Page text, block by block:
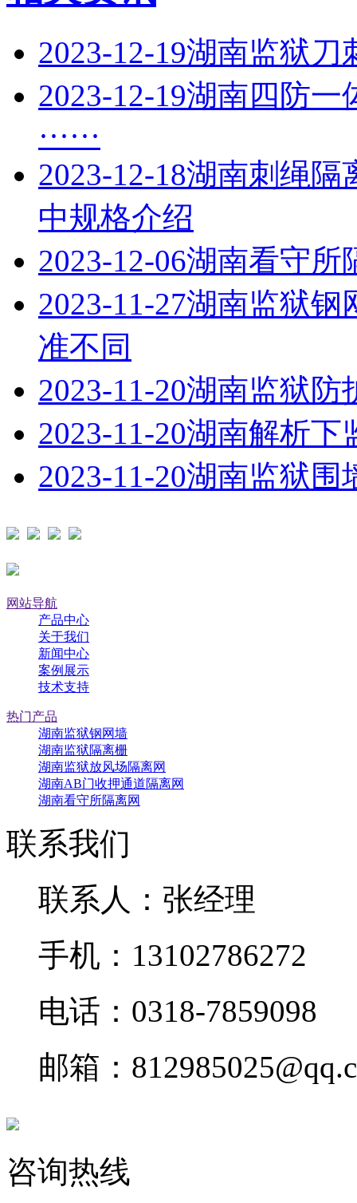
2023-12-19湖南监狱刀
2023-12-19湖南四防一
······
2023-12-18湖南刺绳隔
中规格介绍
2023-12-06湖南看守所
2023-11-27湖南监狱钢
准不同
2023-11-20湖南监狱防
2023-11-20湖南解析下
2023-11-20湖南监狱围
网站导航
产品中心
关于我们
新闻中心
案例展示
技术支持
热门产品
湖南监狱钢网墙
湖南监狱隔离栅
湖南监狱放风场隔离网
湖南AB门收押通道隔离网
湖南看守所隔离网
联系我们
联系人：张经理
手机：13102786272
电话：0318-7859098
邮箱：
咨询热线